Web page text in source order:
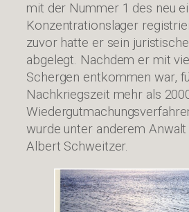
mit der Nummer 1 des neu
Konzentrationslager
zuvor hatte er sein
abgelegt. Nachdem er mit
Schergen entkommen war,
Nachkriegszeit mehr als
wurde unter anderem
Albert Schweitzer.